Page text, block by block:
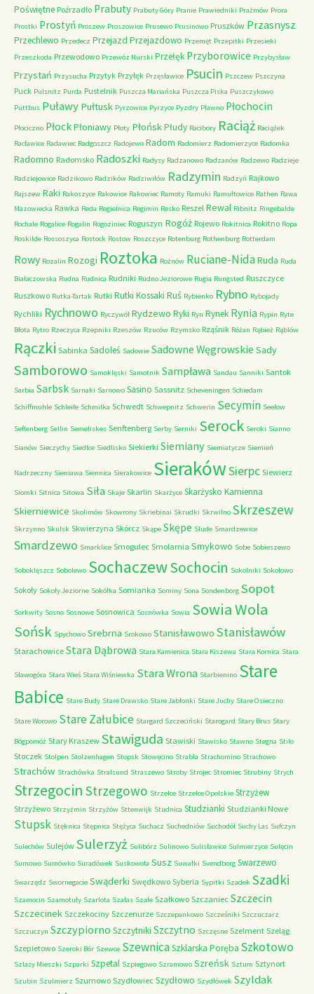
Poświętne Poźrzadło Prabuty Prabuty Góry Pranie Prawiedniki Prażmów Prora
Prostki Prostyń Proszew Proszowice Prusewo Prusinowo Pruszków Przasnysz
Przechlewo Przedecz Przejazd Przejazdowo Przemęt Przepitki Przesieki
Przeszkoda Przewodowo Przewóz Nurski Przełęk Przyborowice Przybysław
Przystań Przysucha Przytyk Przyłęk Przęsławice Psucin Pszczew Pszczyna
Puck Pulsnitz Purda Pustelnik Puszcza Mariańska Puszcza Piska Puszczykowo
Puttbus Puławy Pułtusk Pyrzowice Pyrzyce Pyzdry Pławno Płochocin
Płociczno PłockPłoniawy Płoty PłońskPłudy Racibory Raciąż Raciążek
Racławice Radawiec Radgoszcz Radojewo Radom Radomierz Radomierzyce Radomka
Radomno Radomsko Radoszki Radysy Radzanowo Radzanów Radzewo Radzieje
Radziejowice Radzikowo Radzików Radziwiłów Radzymin Radzyń Rajkowo
Rajszew Raki Rakoszyce Rakowice Rakowiec Ramoty Ramuki Ramułtowice Rathen Rawa
Mazowiecka Rawka Reda Regielnica Regimin Resko Reszel Rewal Ribnitz Ringebalde
Rochale Rogalice Rogalin Rogoziniec Roguszyn Rogóż Rojewo Rokitnica Rokitno Ropa
Roskilde Rossoszyca Rostock Rostow Roszczyce Rotenburg Rothenburg Rotterdam
Rowy Rozalin Rozogi Roztoka Rożnów Ruciane-NidaRuda Ruda
Białaczowska Rudna Rudnica Rudniki Rudno Jeziorowe Rugia Rungsted Ruszczyce
Ruszkowo Rutka-Tartak Rutki Rutki Kossaki Ruś Rybienko Rybno Rybojady
Rychliki Rychnowo Ryczywół Rydzewo Ryki Ryn Rynek Rynia Rypin Ryte
Błota Rytro Rzeczyca Rzepniki Rzeszów Rzuców Rzymsko Rząśnik Różan Rąbież Rąblów
Rączki Sabinka Sadoleś Sadowie Sadowne Węgrowskie Sady
Samborowo Samoklęski Samotnik Sampława Sandau Sanniki Santok
Sarbia Sarbsk Sarnaki Sarnowo Sasino Sassnitz Scheveningen Schiedam
Schiffmuhle Schleife Schmilka Schwedt Schwepnitz Schwerin Secymin Seelow
Seftenberg Sellin Semeliskes Senftenberg Serby Serniki Serock Seroki Sianno
Sianów Sieczychy Siedlce Siedlisko Siekierki Siemiany Siemiatycze Siemień
Nadrzeczny Sieniawa Siennica Sierakowice SierakówSierpc Siewierz
Siomki Sitnica Sitowa Siła Skaje Skarlin Skarżyce Skarżysko Kamienna
Skierniewice Skolimów Skowrony Skriebinai Skrudki Skrwilno Skrzeszew
Skrzynno Skulsk Skwierzyna Skórcz Skąpe Skępe Slude Smardzewice
Smardzewo Smarklice Smogulec Smolarnia Smykowo Sobe Sobieszewo
Soboklęszcz Sobolewo SochaczewSochocin Sokolniki Sokołowo
Sokoły Sokoły Jeziorne Sokółka Somianka Sominy Sona Sondenborg Sopot
Sorkwity Sosno Sosnowe Sosnowica Sosnówka Sowia Sowia Wola
Sońsk Spychowo Srebrna Srokowo Stanisławowo Stanisławów
Starachowice Stara Dąbrowa Stara Kamienica Stara Kiszewa Stara Kornica Stara
Sławogóra Stara Wieś Stara Wiśniewka Stara Wrona Starbienino Stare
Babice Stare Budy Stare Drawsko Stare Jabłonki Stare Juchy Stare Osieczno
Stare Worowo Stare Załubice Stargard Szczeciński Starogard Stary Brus Stary
Bógpomóż Stary Kraszew Stawiguda Stawiski Stawisko Stawno Stegna Stilo
Stoczek Stolpen Stolzenhagen Stopsk Stowęcino Strabla Strachomino Strachowo
Strachów Strachówka Stralsund Straszewo Stroby Strojec Stromiec Strubiny Strych
Strzegocin Strzegowo Strzelce Strzelce Opolskie Strzyżew
Strzyżewo Strzyżmin Strzyżów Sttenwijk Studnica Studzianki Studzianki Nowe
Stupsk Stęknica Stępnica Stężyca Suchacz Suchedniów Suchodół Suchy Las Sufczyn
Sulechów Sulejów Sulerzyż Sulibórz Sulinowo Sulisławice Sulmierzyce Sulęcin
Sumowo Sumówko Suradówek Suskowola Susz Suwałki Svendborg Swarzewo
Swarzędz Swornegacie Swąderki Swędkowo Syberia Sypitki Szadek Szadki
Szamocin Szamotuły Szarlota Szałas Szałe Szałkowo Szczaniec Szczecin
Szczecinek Szczekociny Szczenurze Szczepankowo Szcześniki Szczuczarz
Szczuczyn Szczypiorno Szczytniki Szczytno Szczęsne Szelment Szeląg
Szepietowo Szeroki Bór Szewce SzewnicaSzklarska Poręba Szkotowo
Szlasy Mieszki Szparki Szpetal Szpiegowo Szramowo Szreńsk Sztum Sztynort
Szubin Szulmierz Szumowo Szydłowiec Szydłowo Szydłówek Szyldak